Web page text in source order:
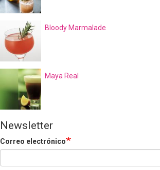
Bloody Marmalade
Maya Real
Newsletter
Correo electrónico